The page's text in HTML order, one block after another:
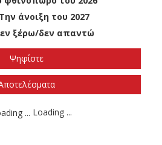
θα γίνουν οι εθνικές
φθινόπωρο του 2026
άνοιξη του 2027
ξέρω/δεν απαντώ